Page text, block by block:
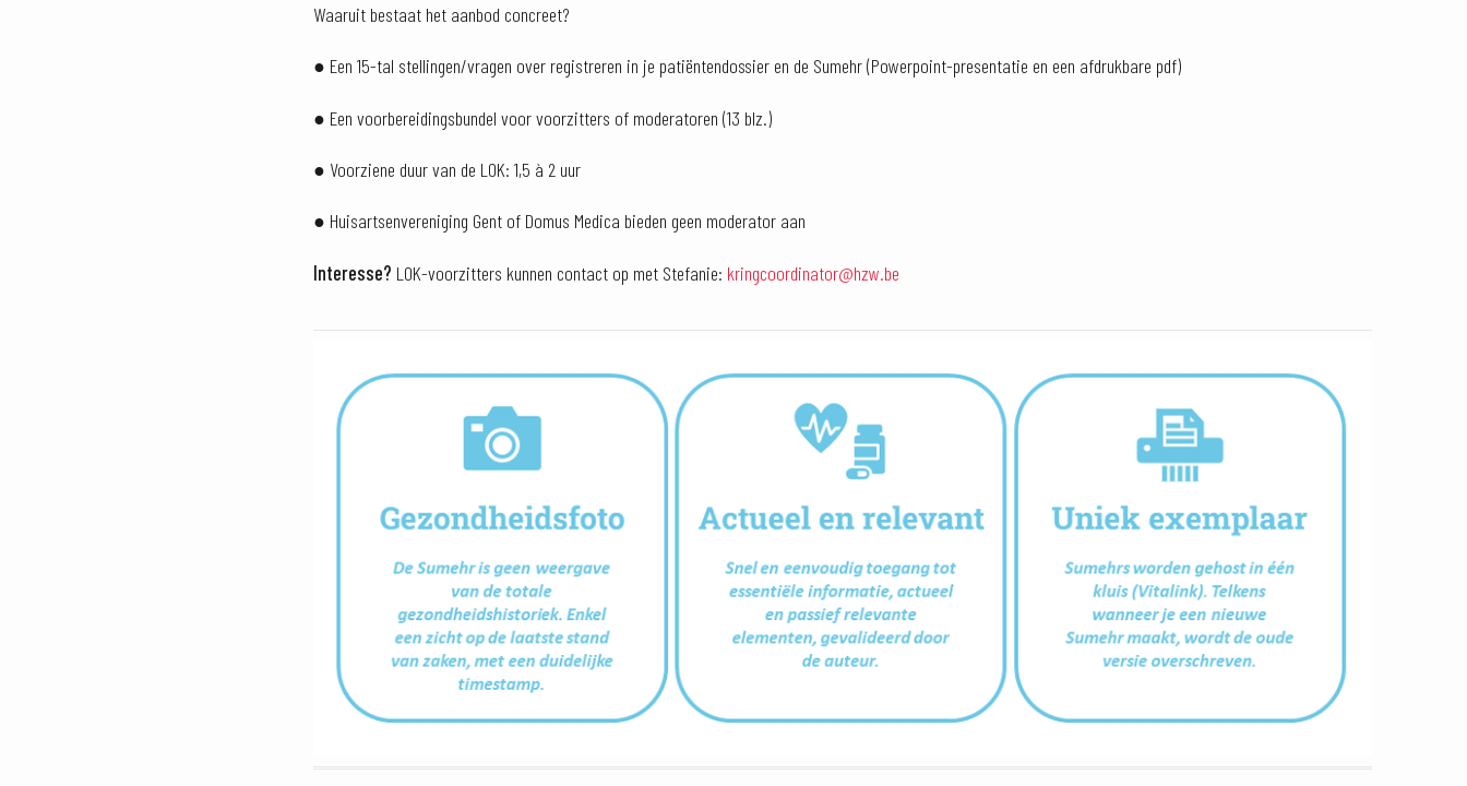
Waaruit bestaat het aanbod concreet?
● Een 15-tal stellingen/vragen over registreren in je patiëntendossier en de Sumehr (Powerpoint-presentatie en een afdrukbare pdf)
● Een voorbereidingsbundel voor voorzitters of moderatoren (13 blz.)
● Voorziene duur van de LOK: 1,5 à 2 uur
● Huisartsenvereniging Gent of Domus Medica bieden geen moderator aan
Interesse? LOK-voorzitters kunnen contact op met Stefanie: kringcoordinator@hzw.be